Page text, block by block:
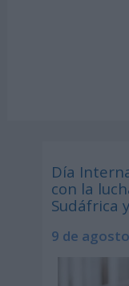
Día
con la
Sudáfrica
9 de